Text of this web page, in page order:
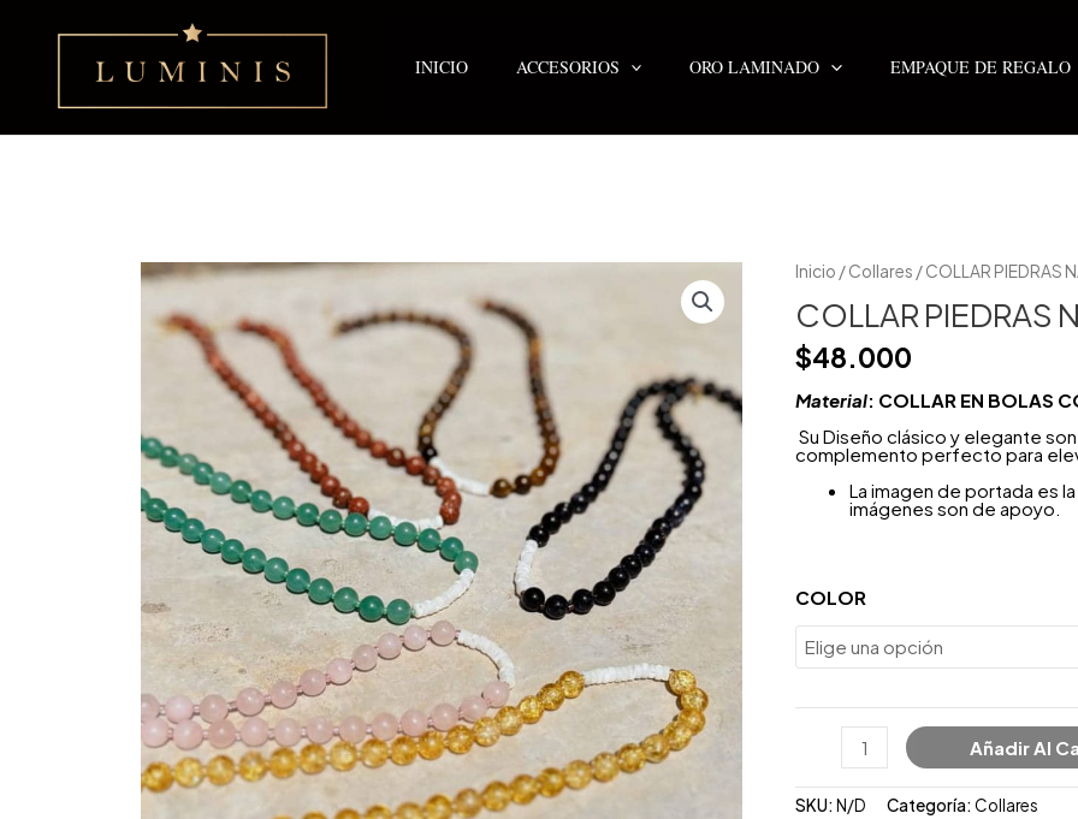
contenido
INICIO
ACCESORIOS ORO LAMINADO EMPAQUE DE REGALO
Inicio /Collares / COLLAR PIEDRAS
COLLAR PIEDRAS
$48.000
Material: COLLAR EN BOLAS
Su Diseño clásico y elegante
complemento perfecto para
La imagen de portada es
imágenes son de apoyo.
COLOR
COLLAR
PIEDRAS
NATURALES
cantidad
Añadir Al
SKU: N/D Categoría: Collares